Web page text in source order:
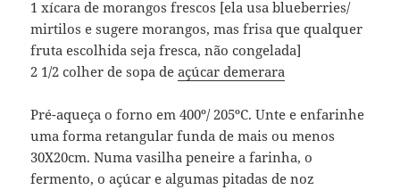
1 xícara de morangos frescos [ela usa blueberries/
mirtilos e sugere morangos, mas frisa que qualquer
fruta escolhida seja fresca, não congelada]
2 1/2 colher de sopa deaçúcar demerara
Pré-aqueça o forno em 400º/ 205ºC. Unte e enfarinhe
uma forma retangular funda de mais ou menos
30X20cm. Numa vasilha peneire a farinha, o
fermento, o açúcar e algumas pitadas de noz